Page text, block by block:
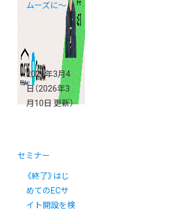
ムーズに～
2026年3月4
日（2026年3
月10日 更新）
セミナー
《終了》はじ
めてのECサ
イト開設を検